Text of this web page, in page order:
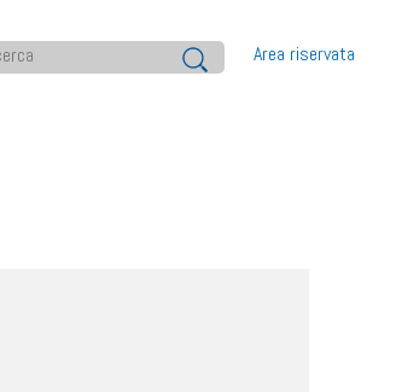
Area riservata